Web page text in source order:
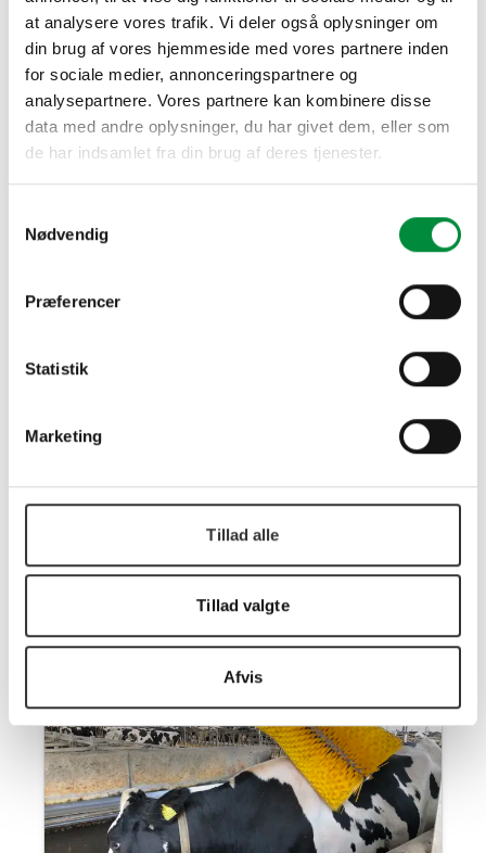
at analysere vores trafik. Vi deler også oplysninger om
din brug af vores hjemmeside med vores partnere inden
for sociale medier, annonceringspartnere og
analysepartnere. Vores partnere kan kombinere disse
data med andre oplysninger, du har givet dem, eller som
de har indsamlet fra din brug af deres tjenester.
Nødvendig
Præferencer
Statistik
Marketing
Tillad alle
Tillad valgte
Afvis
stalde.
Den fungerer ved at et børstesystem, der er
monteret på en lodretstående aksel, roteres
ved hjælp af en gearmotor. Børsteenheden er
een enhed, hvor der er fastgjort stive
Børste og gearmotor er sammenbygget til 1
størst mulig bevægelse.
børsten bevæge sig over 60 graders hældning
starter modsat rotationsretning hver gang den
skjold, så koen ikke kan få sin hale rundt om
Se produktblad -klik her